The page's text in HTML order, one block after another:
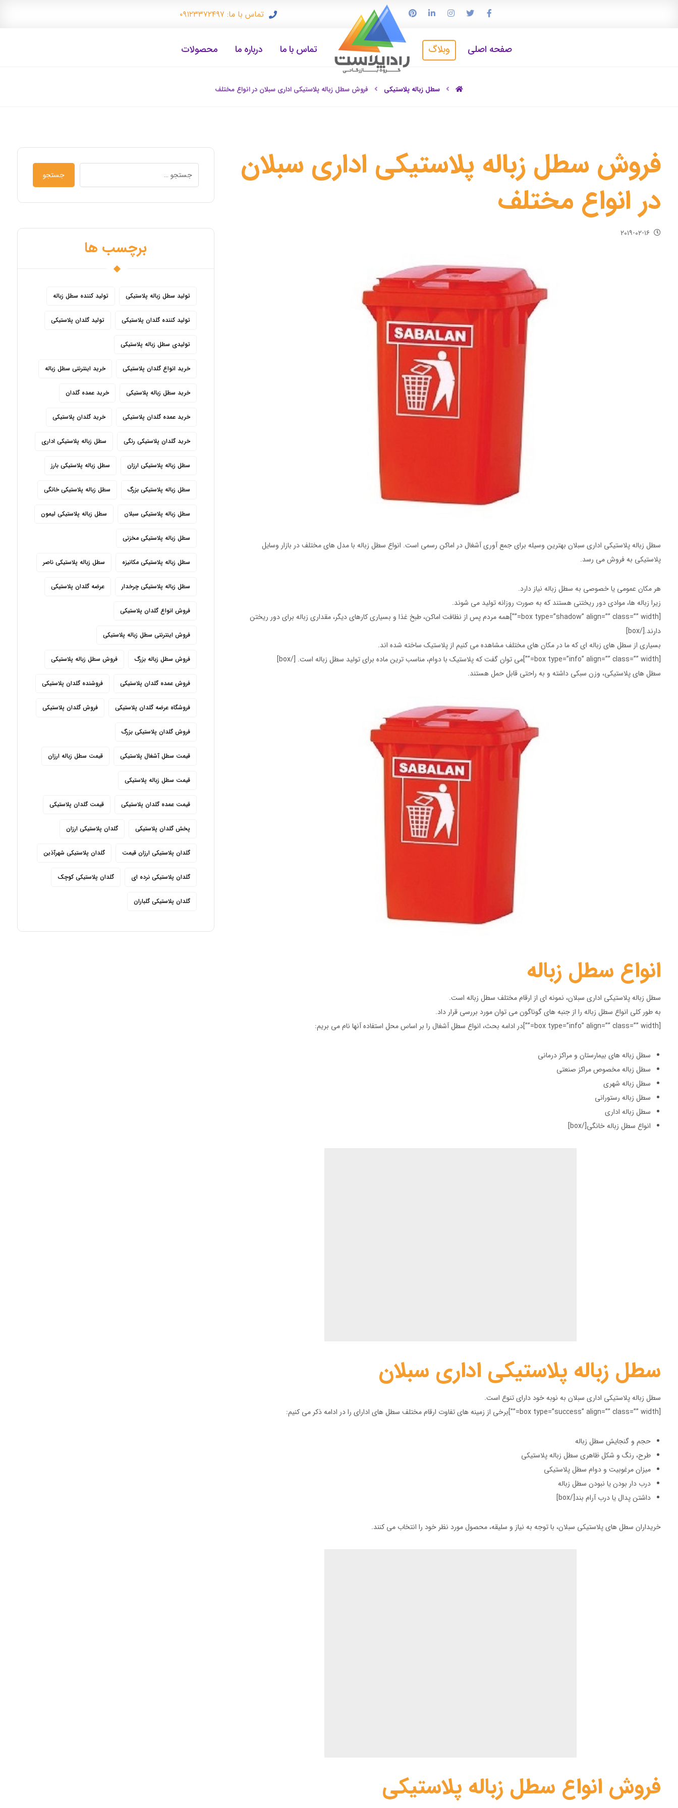
تماس با ما: ۰۹۱۲۳۳۷۲۴۹۷
تماس با ما درباره ما محصولات صفحه اصلی وبلاگ
سطل زباله پلاستیکی فروش سطل زباله پلاستیکی اداری سبلان در انواع مختلف
فروش سطل زباله پلاستیکی اداری سبلان
در انواع مختلف
۲۰۱۹-۰۲-۱۶
سطل زباله پلاستیکی اداری سبلان بهترین وسیله برای جمع آوری آشغال در اماکن رسمی است. انواع سطل زباله با مدل های مختلف در بازار وسایل
پلاستیکی به فروش می رسد.
هر مکان عمومی یا خصوصی به سطل زباله نیاز دارد.
زیرا زباله ها، موادی دور ریختنی هستند که به صورت روزانه تولید می شوند.
[box type=”shadow” align=”” class=”” width=””]همه مردم پس از نظافت اماکن، طبخ غذا و بسیاری کارهای دیگر، مقداری زباله برای دور ریختن
دارند.[/box]
بسیاری از سطل های زباله ای که ما در مکان های مختلف مشاهده می کنیم از پلاستیک ساخته شده اند.
[box type=”info” align=”” class=”” width=””]می توان گفت که پلاستیک با دوام، مناسب ترین ماده برای تولید سطل زباله است. [/box]
سطل های پلاستیکی، وزن سبکی داشته و به راحتی قابل حمل هستند.
انواع سطل زباله
سطل زباله پلاستیکی اداری سبلان، نمونه ای از ارقام مختلف سطل زباله است.
به طور کلی انواع سطل زباله را از جنبه های گوناگون می توان مورد بررسی قرار داد.
[box type=”info” align=”” class=”” width=””]در ادامه بحث، انواع سطل آشغال را بر اساس محل استفاده آنها نام می بریم:
سطل زباله های بیمارستان و مراکز درمانی
سطل زباله مخصوص مراکز صنعتی
سطل زباله شهری
سطل زباله رستورانی
سطل زباله اداری
انواع سطل زباله خانگی[/box]
سطل زباله پلاستیکی اداری سبلان
سطل زباله پلاستیکی اداری سبلان به نوبه خود دارای تنوع است.
[box type=”success” align=”” class=”” width=””]برخی از زمینه های تفاوت ارقام مختلف سطل های ادارای را در ادامه ذکر می کنیم:
حجم و گنجایش سطل زباله
طرح، رنگ و شکل ظاهری سطل زباله پلاستیکی
میزان مرغوبیت و دوام سطل پلاستیکی
درب دار بودن یا نبودن سطل زباله
داشتن پدال یا درب آرام بند[/box]
خریداران سطل های پلاستیکی سبلان، با توجه به نیاز و سلیقه، محصول مورد نظر خود را انتخاب می کنند.
فروش انواع سطل زباله پلاستیکی
جستجو
برچسب ها
تولید سطل زباله پلاستیکی تولید کننده سطل زباله
تولید کننده گلدان پلاستیکی تولید گلدان پلاستیکی
تولیدی سطل زباله پلاستیکی
خرید انواع گلدان پلاستیکی خرید اینترنتی سطل زباله
خرید سطل زباله پلاستیکی خرید عمده گلدان
خرید عمده گلدان پلاستیکی خرید گلدان پلاستیکی
خرید گلدان پلاستیکی رنگی سطل زباله پلاستیکی اداری
سطل زباله پلاستیکی ارزان سطل زباله پلاستیکی بارز
سطل زباله پلاستیکی بزرگ سطل زباله پلاستیکی خانگی
سطل زباله پلاستیکی سبلان سطل زباله پلاستیکی لیمون
سطل زباله پلاستیکی مخزنی
سطل زباله پلاستیکی مکانیزه سطل زباله پلاستیکی ناصر
سطل زباله پلاستیکی چرخدار عرضه گلدان پلاستیکی
فروش انواع گلدان پلاستیکی
فروش اینترنتی سطل زباله پلاستیکی
فروش سطل زباله بزرگ فروش سطل زباله پلاستیکی
فروش عمده گلدان پلاستیکی فروشنده گلدان پلاستیکی
فروشگاه عرضه گلدان پلاستیکی فروش گلدان پلاستیکی
فروش گلدان پلاستیکی بزرگ
قیمت سطل آشغال پلاستیکی قیمت سطل زباله ارزان
قیمت سطل زباله پلاستیکی
قیمت عمده گلدان پلاستیکی قیمت گلدان پلاستیکی
پخش گلدان پلاستیکی گلدان پلاستیکی ارزان
گلدان پلاستیکی ارزان قیمت گلدان پلاستیکی شهرآذین
گلدان پلاستیکی نرده ای گلدان پلاستیکی کوچک
گلدان پلاستیکی گلباران